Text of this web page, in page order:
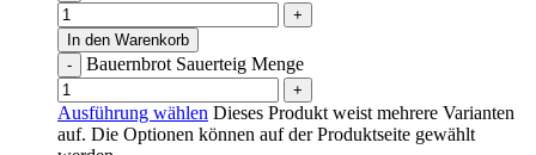
In den Warenkorb
Bauernbrot Sauerteig Menge
Ausführung wählen Dieses Produkt weist mehrere Varianten
auf. Die Optionen können auf der Produktseite gewählt